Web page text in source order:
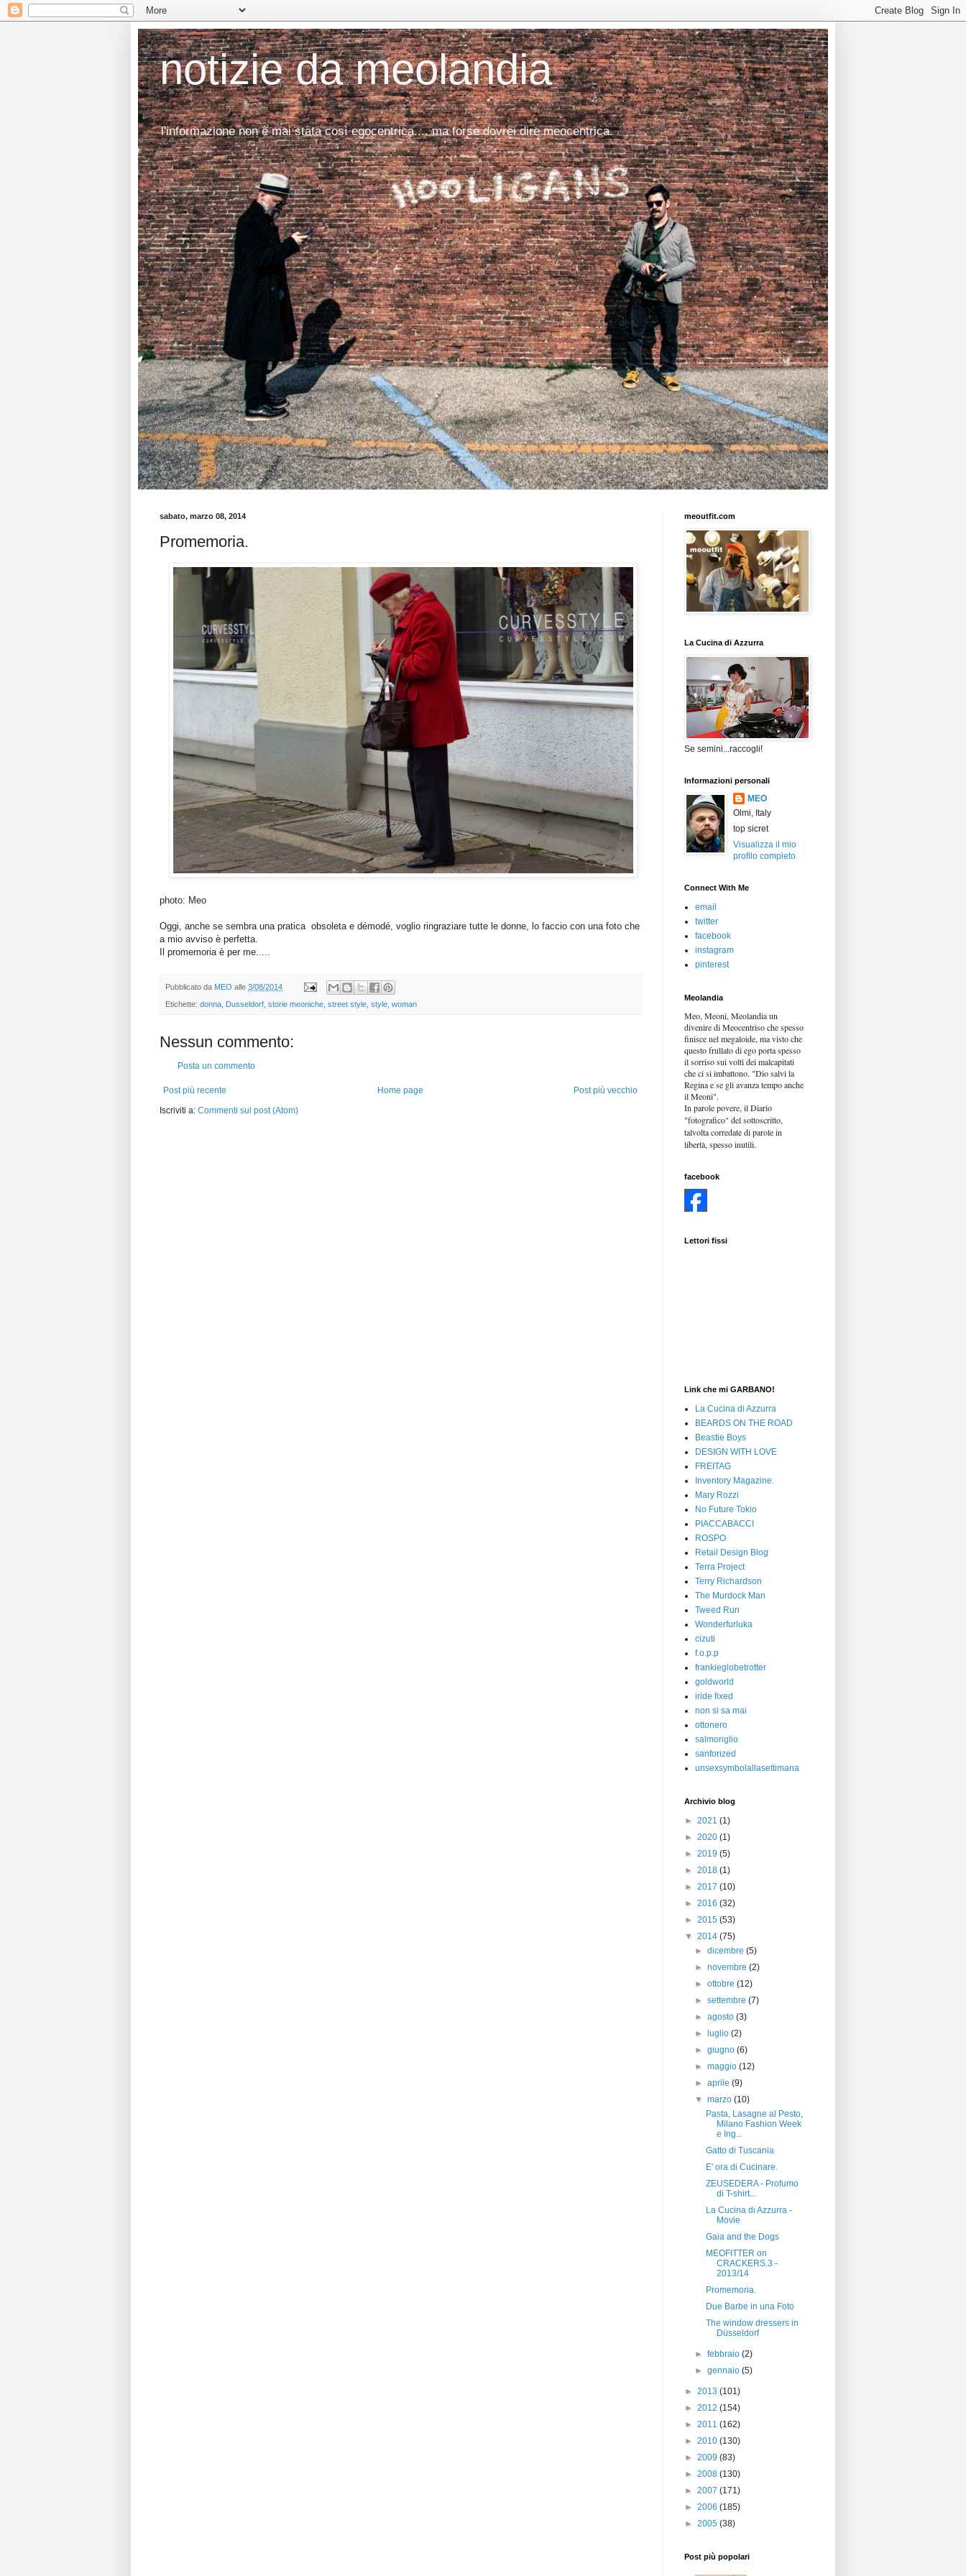
notizie da meolandia
l'informazione non è mai stata così egocentrica.... ma forse dovrei dire meocentrica.
sabato, marzo 08, 2014
Promemoria.
photo: Meo
Oggi, anche se sembra una pratica obsoleta e démodé, voglio ringraziare tutte le donne, lo faccio con una foto che
a mio avviso è perfetta.
Il promemoria è per me.....
Pubblicato da MEO alle 3/08/2014
Etichette: donna Dusseldorf storie meoniche street style style woman
Nessun commento:
Posta un commento
Post più recente Post più vecchio
Home page
Iscriviti a: Commenti sul post (Atom)
meoutfit.com
La Cucina di Azzurra
Se semini...raccogli!
Informazioni personali
MEO
Olmi, Italy
top sicret
Visualizza il mio
profilo completo
Connect With Me
email
twitter
facebook
instagram
pinterest
Meolandia
Meo, Meoni, Meolandia un
divenire di Meocentriso che spesso
finisce nel megaloide, ma visto che
questo frullato di ego porta spesso
il sorriso sui volti dei malcapitati
che ci si imbattono. "Dio salvi la
Regina e se gli avanza tempo anche
il Meoni".
In parole povere, il Diario
"fotografico" del sottoscritto,
talvolta corredate di parole in
libertà, spesso inutili.
facebook
Lettori fissi
Link che mi GARBANO!
La Cucina di Azzurra
BEARDS ON THE ROAD
Beastie Boys
DESIGN WITH LOVE
FREITAG
Inventory Magazine.
Mary Rozzi
No Future Tokio
PIACCABACCI
ROSPO
Retail Design Blog
Terra Project
Terry Richardson
The Murdock Man
Tweed Run
Wonderfurluka
cizuti
f.o.p.p
frankieglobetrotter
goldworld
iride fixed
non si sa mai
ottonero
salmoriglio
sanforized
unsexsymbolallasettimana
Archivio blog
► 2021 (1)
► 2020 (1)
► 2019 (5)
► 2018 (1)
► 2017 (10)
► 2016 (32)
► 2015 (53)
▼ 2014 (75)
►dicembre(5)
►novembre(2)
►ottobre(12)
►settembre(7)
►agosto(3)
►
luglio(2)
►giugno(6)
►maggio(12)
►aprile(9)
▼marzo(10)
Pasta, Lasagne al Pesto,
Milano Fashion Week
e Ing...
Gatto di Tuscania
E' ora di Cucinare.
ZEUSEDERA - Profumo
di T-shirt...
La Cucina di Azzurra -
Movie
Gaia and the Dogs
MEOFITTER on
CRACKERS.3 -
2013/14
Promemoria.
Due Barbe in una Foto
The window dressers in
Düsseldorf
►febbraio(2)
►gennaio(5)
► 2013 (101)
► 2012 (154)
► 2011 (162)
► 2010 (130)
► 2009 (83)
► 2008 (130)
► 2007 (171)
► 2006 (185)
► 2005 (38)
Post più popolari